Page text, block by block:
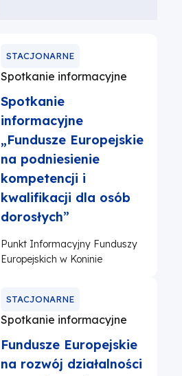
STACJONARNE
Spotkanie informacyjne
Spotkanie
informacyjne
„Fundusze Europejskie
na podniesienie
kompetencji i
kwalifikacji dla osób
dorosłych”
Punkt Informacyjny Funduszy
Europejskich w Koninie
STACJONARNE
Spotkanie informacyjne
Fundusze Europejskie
na rozwój działalności